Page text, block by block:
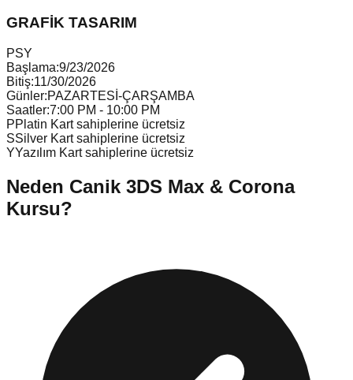
GRAFİK TASARIM
PSY
Başlama:9/23/2026
Bitiş:11/30/2026
Günler:PAZARTESİ-ÇARŞAMBA
Saatler:7:00 PM - 10:00 PM
PPlatin Kart sahiplerine ücretsiz
SSilver Kart sahiplerine ücretsiz
YYazılım Kart sahiplerine ücretsiz
Neden Canik 3DS Max & Corona
Kursu?